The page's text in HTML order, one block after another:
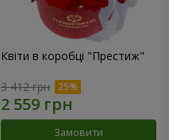
Квіти в коробці "Престиж"
3 412 грн
Замовити